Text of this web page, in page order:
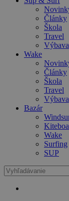
Články
Škola
Travel
Výbava
Wake
Články
Škola
Travel
Výbava
Bazár
Wake
Surfing
SUP